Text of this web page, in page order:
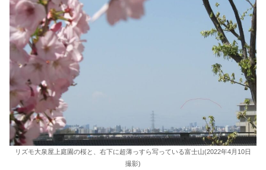
リズモ大泉屋上庭園の桜と、右下に超薄っすら写っている富士山(2022年4月10日
撮影)